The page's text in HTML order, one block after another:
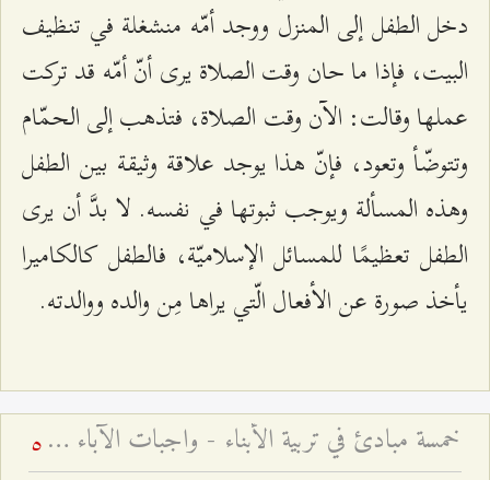
دخل الطفل إلى المنزل ووجد أمّه منشغلة في تنظيف
البيت، فإذا ما حان وقت الصلاة يرى أنّ أمّه قد تركت
عملها وقالت: الآن وقت الصلاة، فتذهب إلى الحمّام
وتتوضّأ وتعود، فإنّ هذا يوجد علاقة وثيقة بين الطفل
وهذه المسألة ويوجب ثبوتها في نفسه. لا بدَّ أن يرى
الطفل تعظيمًا للمسائل الإسلاميّة، فالطفل كالكاميرا
يأخذ صورة عن الأفعال الّتي يراها مِن والده ووالدته.
خمسة مبادئ في تربية الأبناء - واجبات الآباء في تربية الأطفال ۱ 5